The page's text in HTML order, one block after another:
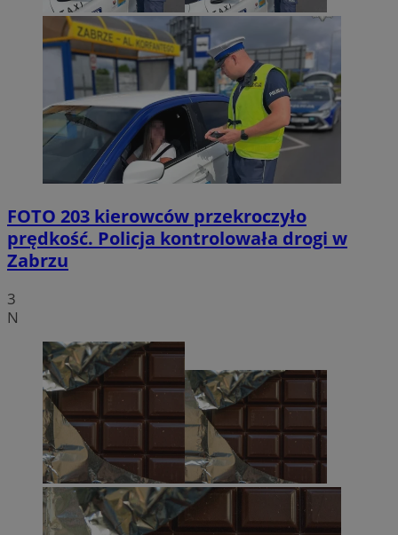
FOTO 203 kierowców przekroczyło
prędkość. Policja kontrolowała drogi w
Zabrzu
3
N